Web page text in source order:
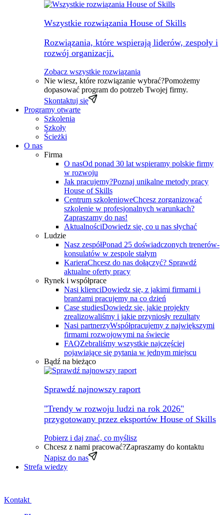
Wszystkie rozwiązania House of Skills
Rozwiązania, które wspierają liderów, zespoły i
rozwój organizacji.
Zobacz wszystkie rozwiązania
Nie wiesz, które rozwiązanie wybrać?Pomożemy
dopasować program do potrzeb Twojej firmy.
Skontaktuj się
Programy otwarte
Szkolenia
Szkoły
Ścieżki
O nas
Firma
O nasOd ponad 30 lat wspieramy polskie firmy
w rozwoju
Jak pracujemy?Poznaj unikalne metody pracy
House of Skills
Centrum szkolenioweChcesz zorganizować
szkolenie w profesjonalnych warunkach?
Zapraszamy do nas!
AktualnościDowiedz się, co u nas słychać
Ludzie
Nasz zespółPonad 25 doświadczonych trenerów-
konsulatów w zespole stałym
KarieraChcesz do nas dołączyć? Sprawdź
aktualne oferty pracy
Rynek i współprace
Nasi klienciDowiedz się, z jakimi firmami i
branżami pracujemy na co dzień
Case studiesDowiedz się, jakie projekty
zrealizowaliśmy i jakie przyniosły rezultaty
Nasi partnerzyWspółpracujemy z największymi
firmami rozwojowymi na świecie
FAQZebraliśmy wszystkie najczęściej
pojawiające się pytania w jednym miejscu
Bądź na bieżąco
Sprawdź najnowszy raport
"Trendy w rozwoju ludzi na rok 2026"
przygotowany przez eksportów House of Skills
Pobierz i daj znać, co myślisz
Chcesz z nami pracować?Zapraszamy do kontaktu
Napisz do nas
Strefa wiedzy
Kontakt